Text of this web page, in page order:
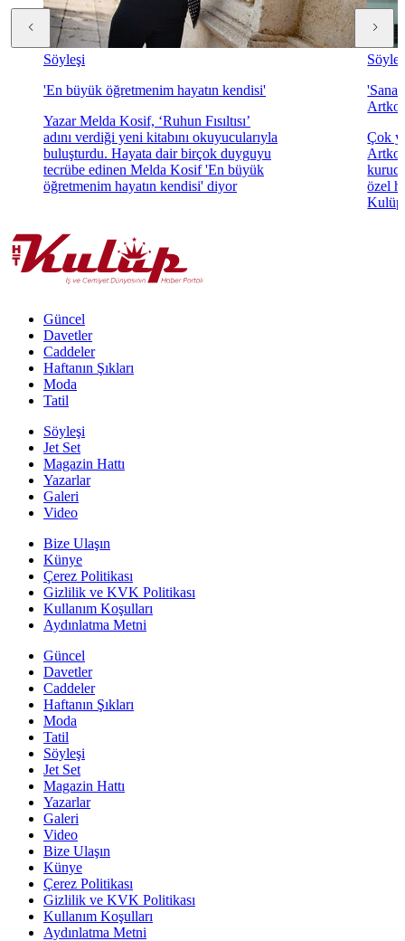
Söyleşi
'En büyük öğretmenim hayatın kendisi'
Yazar Melda Kosif, ‘Ruhun Fısıltısı’
adını verdiği yeni kitabını okuyucularıyla
buluşturdu. Hayata dair birçok duyguyu
tecrübe edinen Melda Kosif 'En büyük
öğretmenim hayatın kendisi' diyor
Çok
özel
Güncel
Davetler
Caddeler
Haftanın Şıkları
Moda
Tatil
Söyleşi
Jet Set
Magazin Hattı
Yazarlar
Galeri
Video
Bize Ulaşın
Künye
Çerez Politikası
Gizlilik ve KVK Politikası
Kullanım Koşulları
Aydınlatma Metni
Güncel
Davetler
Caddeler
Haftanın Şıkları
Moda
Tatil
Söyleşi
Jet Set
Magazin Hattı
Yazarlar
Galeri
Video
Bize Ulaşın
Künye
Çerez Politikası
Gizlilik ve KVK Politikası
Kullanım Koşulları
Aydınlatma Metni